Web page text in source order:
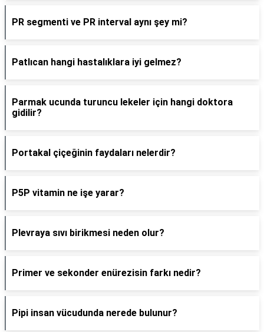
PR segmenti ve PR interval aynı şey mi?
Patlıcan hangi hastalıklara iyi gelmez?
Parmak ucunda turuncu lekeler için hangi doktora
gidilir?
Portakal çiçeğinin faydaları nelerdir?
P5P vitamin ne işe yarar?
Plevraya sıvı birikmesi neden olur?
Primer ve sekonder enürezisin farkı nedir?
Pipi insan vücudunda nerede bulunur?